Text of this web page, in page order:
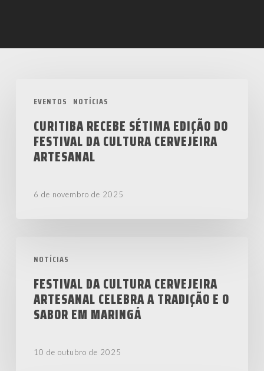
EVENTOS NOTÍCIAS
recebe
sétima
edição
CURITIBA RECEBE SÉTIMA EDIÇÃO DO
FESTIVAL DA CULTURA CERVEJEIRA
ARTESANAL
6 de novembro de 2025
NOTÍCIAS
Cultura
Cervejeira
Artesanal
FESTIVAL DA CULTURA CERVEJEIRA
ARTESANAL CELEBRA A TRADIÇÃO E O
SABOR EM MARINGÁ
10 de outubro de 2025